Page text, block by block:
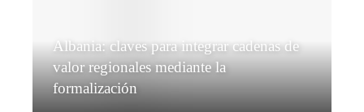
Albania: claves para integrar cadenas de
valor regionales mediante la
formalización